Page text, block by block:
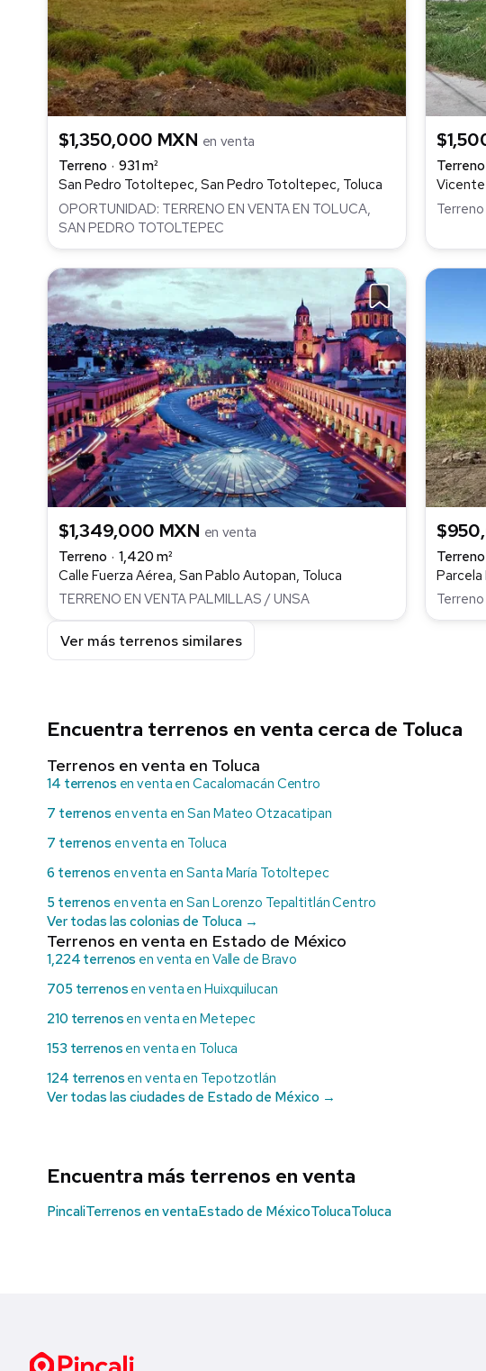
$1,350,000 MXN en venta
Terreno
931 m²
San Pedro Totoltepec, San Pedro Totoltepec, Toluca
OPORTUNIDAD: TERRENO EN VENTA EN TOLUCA,
SAN PEDRO TOTOLTEPEC
Terreno
$1,349,000 MXN en venta
Terreno
1,420 m²
Calle Fuerza Aérea, San Pablo Autopan, Toluca
TERRENO EN VENTA PALMILLAS / UNSA
Terreno
Parcela
Ver más terrenos similares
Encuentra terrenos en venta cerca de Toluca
Terrenos en venta en Toluca
14 terrenos en venta en Cacalomacán Centro
7 terrenos en venta en San Mateo Otzacatipan
7 terrenos en venta en Toluca
6 terrenos en venta en Santa María Totoltepec
5 terrenos en venta en San Lorenzo Tepaltitlán Centro
Ver todas las colonias de Toluca →
Terrenos en venta en Estado de México
1,224 terrenos en venta en Valle de Bravo
705 terrenos en venta en Huixquilucan
210 terrenos en venta en Metepec
153 terrenos en venta en Toluca
124 terrenos en venta en Tepotzotlán
Ver todas las ciudades de Estado de México →
Encuentra más terrenos en venta
PincaliTerrenos en ventaEstado de MéxicoTolucaToluca